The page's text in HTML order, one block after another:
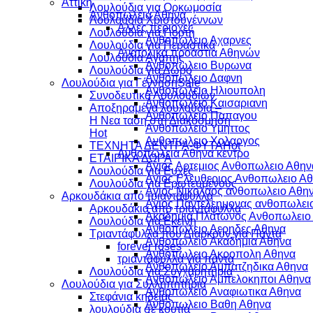
Λουλούδια για Ορκωμοσία
Λουλούδια Χριστουγέννων
Λουλούδια για Γιορτή
Λουλούδια για Περαστικά
Λουλούδια Αγάπης
Λουλούδια για Δώρο
Λουλούδια για Γέννηση
Συνοδευτικά Λουλουδιών
Αποξηραμένα λουλούδια –
Η Νεα ταση στη Διακόσμηση
ΤΕΧΝΗΤΑ ΔΕΝΤΡΑ-ΦΥΤΑ
ΕΤΑΙΡΙΚΑ ΔΩΡΑ
Λουλούδια για Ευχές
Λουλούδια για Ερωτευμένους
Aρκουδάκια από τριαντάφυλλα
Aρκουδάκια από τριαντάφυλλα
Λουλούδια για Εκείνη
Τριαντάφυλλα που Διαρκούν για Πάντα
forever roses
τριαντάφυλλα γιά πάντα
Λουλούδια για Συγχαρητήρια
Λουλούδια για Συλληπητήρια
Στεφάνια κηδείας
λουλούδια σέ κουτιά
Αττικη
Ανθοπωλεια Αθηνα
Αλλες περιοχες
Ανθοπωλειο Αχαρνες
Ανατολικά προάστια Αθηνών
Ανθοπωλειο Βυρωνα
Ανθοπωλειο Δαφνη
Ανθοπωλειο Ηλιουπολη
Ανθοπωλειο Καισαριανη
Ανθοπωλειο Παπαγου
Ανθοπωλειο Υμηττος
Ανθοπωλειο Χολαργος
Ανθοπωλεια Αθηνα κεντρο
Αγιος Αρτεμιος Ανθοπωλειο
Αγιος Ελευθεριος Ανθοπωλειο
Αγιος Νικολαος ανθοπωλειο
Αγιος Παντελεημονας
Ακαδημια Πλατωνος
Ανθοπωλειο Αερηδες Αθηνα
Ανθοπωλειο Ακαδημια Αθηνα
Ανθοπωλειο Ακροπολη Αθηνα
Ανθοπωλειο Αμπατζηδικα Αθηνα
Ανθοπωλειο Αμπελοκηποι Αθηνα
Ανθοπωλειο Αναφιωτικα Αθηνα
Ανθοπωλειο Βαθη Αθηνα